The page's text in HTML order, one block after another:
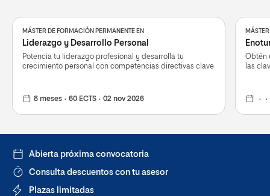
MÁSTER DE FORMACIÓN PERMANENTE EN
Liderazgo y Desarrollo Personal
Potencia tu liderazgo profesional y desarrolla tu
crecimiento personal con competencias directivas clave
8 meses 60 ECTS 02 nov 2026
Obtén
las
Abierta próxima convocatoria
Consulta descuentos con tu asesor
Plazas limitadas